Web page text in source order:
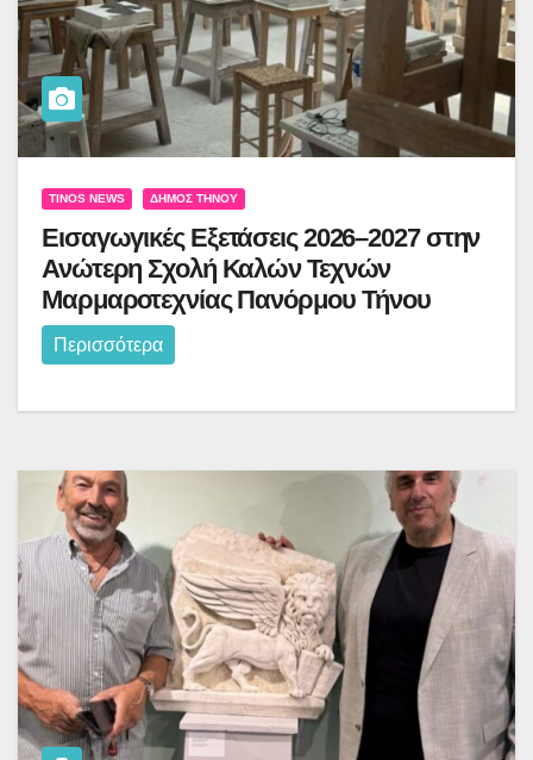
TINOS NEWS ΔΉΜΟΣ ΤΉΝΟΥ
Εισαγωγικές Εξετάσεις 2026–2027 στην
Ανώτερη Σχολή Καλών Τεχνών
Μαρμαροτεχνίας Πανόρμου Τήνου
Περισσότερα